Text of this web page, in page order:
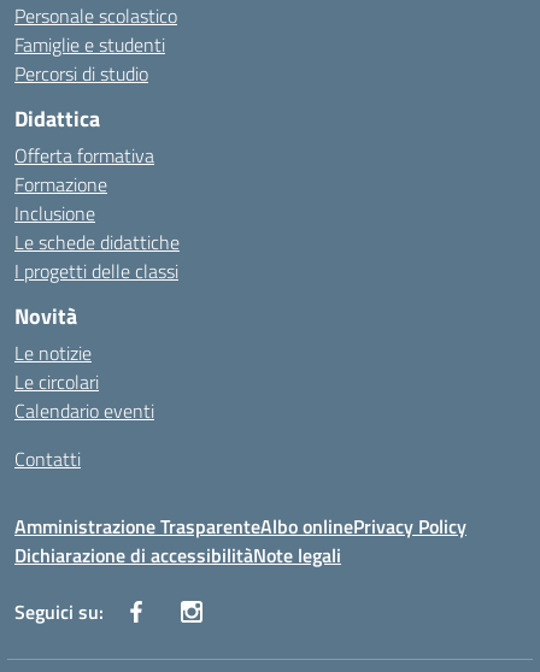
Personale scolastico
Famiglie e studenti
Percorsi di studio
Didattica
Offerta formativa
Formazione
Inclusione
Le schede didattiche
I progetti delle classi
Novità
Le notizie
Le circolari
Calendario eventi
Contatti
Amministrazione TrasparenteAlbo onlinePrivacy Policy
Dichiarazione di accessibilitàNote legali
Seguici su: